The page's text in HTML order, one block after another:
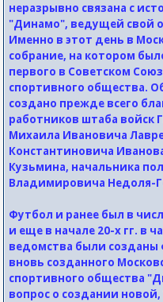
неразрывно связана с
"Динамо", ведущей свой
Именно в этот день в
собрание, на котором
первого в Советском
спортивного общества.
создано прежде всего
работников штаба войск
Михаила Ивановича
Константиновича
Кузьмина, начальника
Владимировича Недоля-
Футбол и ранее был в
и еще в начале 20-х гг. в
ведомства были
вновь созданного
спортивного общества
вопрос о создании